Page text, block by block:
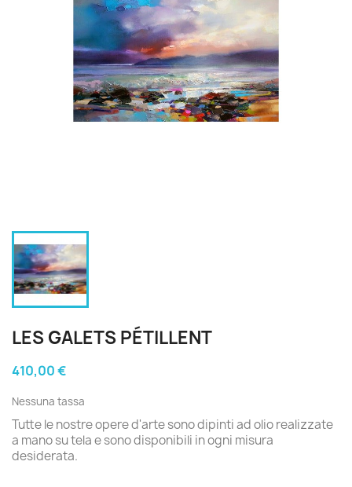
LES GALETS PÉTILLENT
410,00 €
Nessuna tassa
Tutte le nostre opere d'arte sono dipinti ad olio realizzate
a mano su tela e sono disponibili in ogni misura
desiderata.